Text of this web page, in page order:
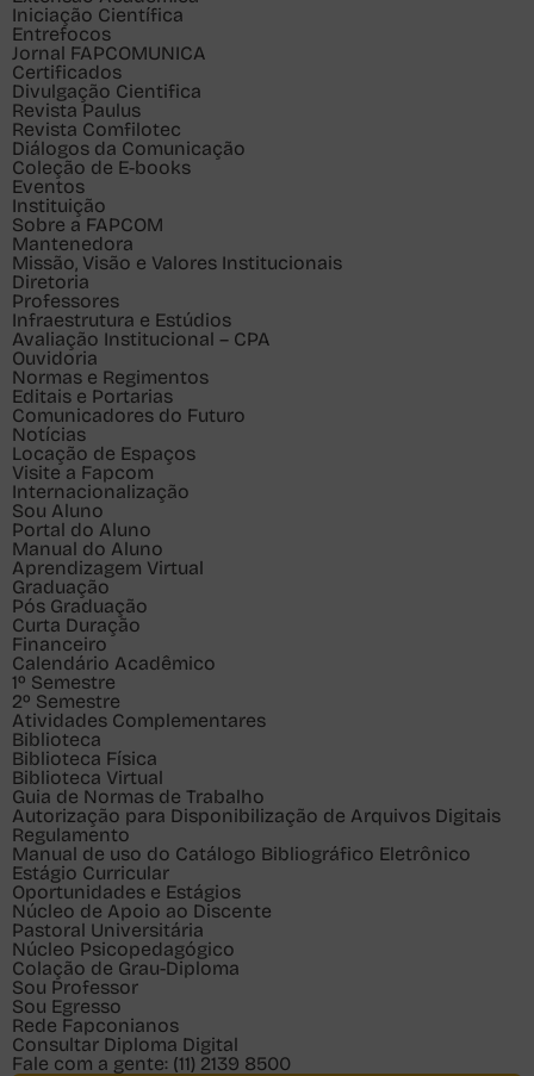
Iniciação Científica
Entrefocos
Jornal FAPCOMUNICA
Certificados
Divulgação Cientifica
Revista Paulus
Revista Comfilotec
Diálogos da Comunicação
Coleção de E-books
Eventos
Instituição
Sobre a FAPCOM
Mantenedora
Missão, Visão e Valores Institucionais
Diretoria
Professores
Infraestrutura e Estúdios
Avaliação Institucional – CPA
Ouvidoria
Normas e Regimentos
Editais e Portarias
Comunicadores do Futuro
Notícias
Locação de Espaços
Visite a Fapcom
Internacionalização
Sou Aluno
Portal do Aluno
Manual do Aluno
Aprendizagem Virtual
Graduação
Pós Graduação
Curta Duração
Financeiro
Calendário Acadêmico
1º Semestre
2º Semestre
Atividades Complementares
Biblioteca
Biblioteca Física
Biblioteca Virtual
Guia de Normas de Trabalho
Autorização para Disponibilização de Arquivos Digitais
Regulamento
Manual de uso do Catálogo Bibliográfico Eletrônico
Estágio Curricular
Oportunidades e Estágios
Núcleo de Apoio ao Discente
Pastoral Universitária
Núcleo Psicopedagógico
Colação de Grau-Diploma
Sou Professor
Sou Egresso
Rede Fapconianos
Consultar Diploma Digital
Fale com a gente: (11) 2139 8500